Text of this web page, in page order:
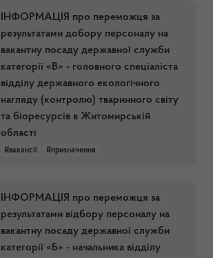
ІНФОРМАЦІЯ про переможця за
результатами добору персоналу на
вакантну посаду державної служби
категорії «В» - головного спеціаліста
відділу державного екологічного
нагляду (контролю) тваринного світу
та біоресурсів в Житомирській
області
#вакансії #призначення
ІНФОРМАЦІЯ про переможця за
результатами відбору персоналу на
вакантну посаду державної служби
категорії «Б» - начальника відділу